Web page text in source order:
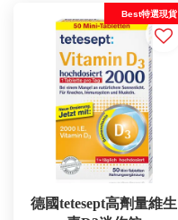
Best特選現貨
德國tetesept高劑量維生